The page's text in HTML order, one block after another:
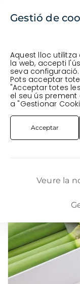
Comanda en
FLOR TALLADA
Gestió de
Aquest lloc
la web, accepti
seva configuració.
Pots acceptar
"Acceptar totes
el seu ús
a "Gestionar
Acceptar
Veure la